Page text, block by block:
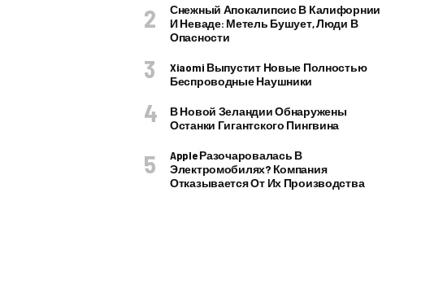
Снежный Апокалипсис В Калифорнии
И Неваде: Метель Бушует, Люди В
Опасности
Xiaomi Выпустит Новые Полностью
Беспроводные Наушники
В Новой Зеландии Обнаружены
Останки Гигантского Пингвина
Apple Разочаровалась В
Электромобилях? Компания
Отказывается От Их Производства